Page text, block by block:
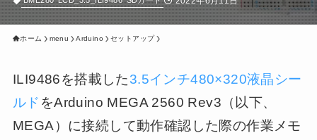
ホーム menu Arduino セットアップ
ILI9486を搭載した3.5インチ480×320液晶シー
ルド をArduino MEGA 2560 Rev3（以下、
MEGA）に接続して動作確認した際の作業メモ